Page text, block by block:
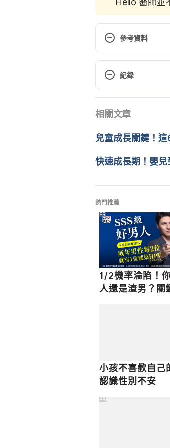
Hello 醫師並
參考資料
https://
children
紀錄
2022/06/16
醫學審稿：
由 文子齊 更新
相關文章
兒童成長關鍵！
快速成長期！嬰
熱門推薦
1/2機率淪陷！
人還是渣男？關
PR
小孩不喜歡自己
認識性別不安
PR